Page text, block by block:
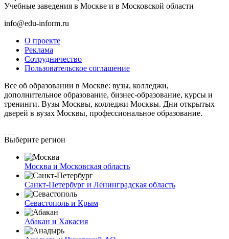
Учебные заведения в Москве и в Московской области
info@edu-inform.ru
О проекте
Реклама
Сотрудничество
Пользовательское соглашение
Все об образовании в Москве: вузы, колледжи,
дополнительное образование, бизнес-образование, курсы и
тренинги. Вузы Москвы, колледжи Москвы. Дни открытых
дверей в вузах Москвы, профессиональное образование.
Выберите регион
Москва и Московская область
Санкт-Петербург и Ленинградская область
Севастополь и Крым
Абакан и Хакасия